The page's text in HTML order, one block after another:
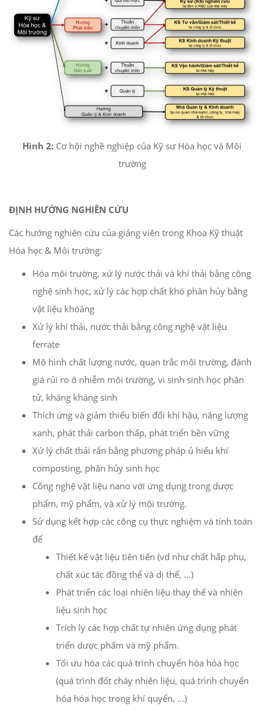
Hình 2: Cơ hội nghề nghiệp của Kỹ sư Hóa học và Môi
trường
ĐỊNH HƯỚNG NGHIÊN CỨU
Các hướng nghiên cứu của giảng viên trong Khoa Kỹ thuật
Hóa học & Môi trường:
Hóa môi trường, xử lý nước thải và khí thải bằng công
nghệ sinh học, xử lý các hợp chất khó phân hủy bằng
vật liệu khoáng
Xử lý khí thải, nước thải bằng công nghệ vật liệu
ferrate
Mô hình chất lượng nước, quan trắc môi trường, đánh
giá rủi ro ô nhiễm môi trường, vi sinh sinh học phân
tử, kháng kháng sinh
Thích ứng và giảm thiểu biến đổi khí hậu, năng lượng
xanh, phát thải carbon thấp, phát triển bền vững
Xử lý chất thải rắn bằng phương pháp ủ hiếu khí
composting, phân hủy sinh học
Công nghệ vật liệu nano với ứng dụng trong dược
phẩm, mỹ phẩm, và xử lý môi trường.
Sử dụng kết hợp các công cụ thực nghiệm và tính toán
để
Thiết kế vật liệu tiên tiến (vd như chất hấp phụ,
chất xúc tác đồng thể và dị thể, …)
Phát triển các loại nhiên liệu thay thế và nhiên
liệu sinh học
Trích ly các hợp chất tự nhiên ứng dụng phát
triển dược phẩm và mỹ phẩm.
Tối ưu hóa các quá trình chuyển hóa hóa học
(quá trình đốt cháy nhiên liệu, quá trình chuyển
hóa hóa học trong khí quyển, …)